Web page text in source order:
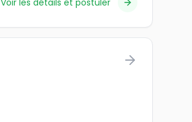
Voir les détails et postuler